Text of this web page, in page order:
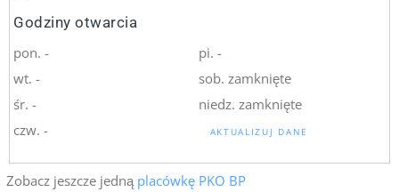
Godziny otwarcia
pon. -
wt. -
śr. -
czw. -
pi. -
sob. zamknięte
niedz. zamknięte
AKTUALIZUJ DANE
Zobacz jeszcze jednąplacówkę PKO BP